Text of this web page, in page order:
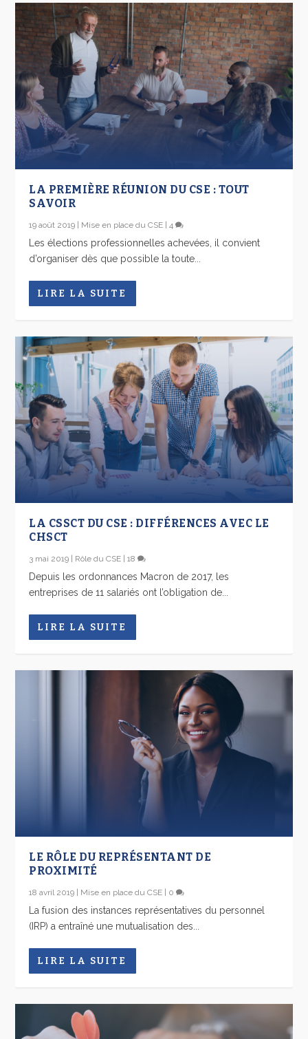
LA PREMIÈRE RÉUNION DU CSE : TOUT
SAVOIR
19 août 2019 Mise en place du CSE |4
Les élections professionnelles achevées, il convient
d’organiser dès que possible la toute...
LIRE LA SUITE
LA CSSCT DU CSE : DIFFÉRENCES AVEC LE
CHSCT
3 mai 2019 | Rôle du CSE |18
Depuis les ordonnances Macron de 2017, les
entreprises de 11 salariés ont l’obligation de...
LIRE LA SUITE
LE RÔLE DU REPRÉSENTANT DE
PROXIMITÉ
18 avril 2019 | Mise en place du CSE | 0
La fusion des instances représentatives du personnel
(IRP) a entraîné une mutualisation des...
LIRE LA SUITE